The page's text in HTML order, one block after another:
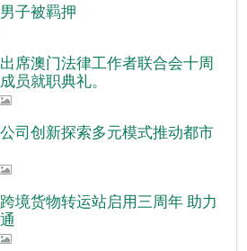
子被羁押
席澳门法律工作者联合会十周
员就职典礼。
司创新探索多元模式推动都市
境货物转运站启用三周年 助力